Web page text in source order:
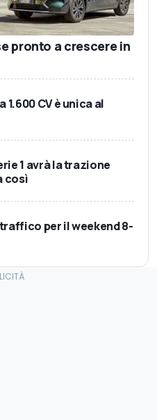
pronto a crescere in
1.600 CV è unica al
1 avrà la trazione
così
per il weekend 8-